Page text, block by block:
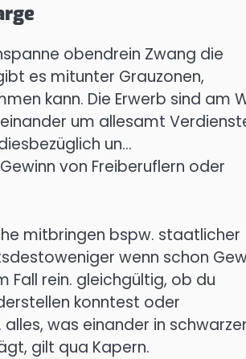
obendrein Zwang die
es mitunter Grauzonen,
kann. Die Erwerb sind am
um allesamt
un…
von Freiberuflern oder
mitbringen bspw. staatlicher
wenn schon
rein. gleichgültig, ob du
konntest oder
was einander in
gilt qua Kapern.